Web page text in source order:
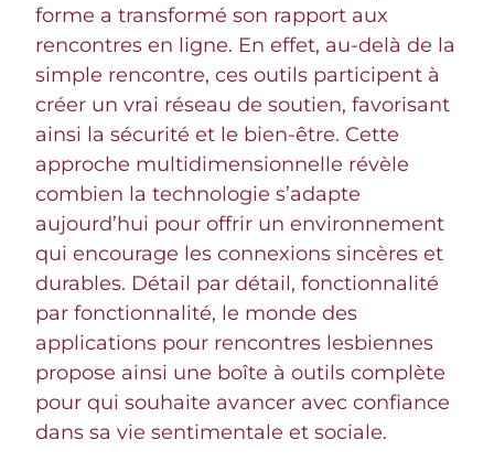
forme a transformé son rapport aux
rencontres en ligne. En effet, au-delà de la
simple rencontre, ces outils participent à
créer un vrai réseau de soutien, favorisant
ainsi la sécurité et le bien-être. Cette
approche multidimensionnelle révèle
combien la technologie s’adapte
aujourd’hui pour offrir un environnement
qui encourage les connexions sincères et
durables. Détail par détail, fonctionnalité
par fonctionnalité, le monde des
applications pour rencontres lesbiennes
propose ainsi une boîte à outils complète
pour qui souhaite avancer avec confiance
dans sa vie sentimentale et sociale.